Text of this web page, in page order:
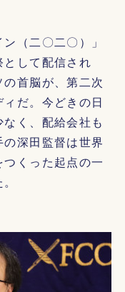
（二〇二〇）」
して配信され
首脳が、第二次
だ。今どきの日
く、配給会社も
深田監督は世界
くった起点の一